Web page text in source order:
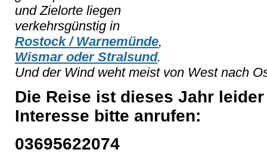
und Zielorte liegen
verkehrsgünstig in
Rostock / Warnemünde,
Wismar oder Stralsund.
Und der Wind weht meist von West nach
Die Reise ist dieses Jahr
Interesse bitte anrufen:
03695622074